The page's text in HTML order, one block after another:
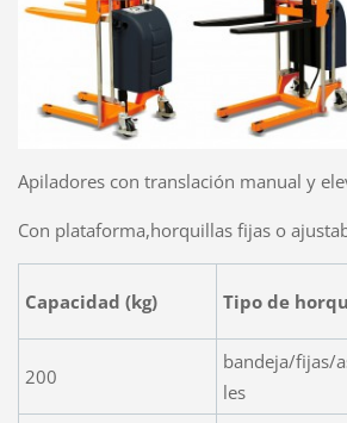
Apiladores con translación manual y
Con plataforma,horquillas fijas o
Capacidad (kg) Tipo de
200
bandeja/fijas/
les